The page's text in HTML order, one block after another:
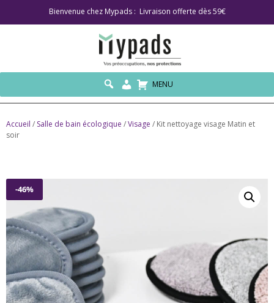
Bienvenue chez Mypads : Livraison offerte dès 59€
MENU
Accueil / Salle de bain écologique /Visage / Kit nettoyage visage Matin et
soir
-46%